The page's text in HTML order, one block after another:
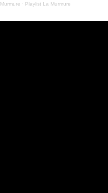
· Playlist La Murmure